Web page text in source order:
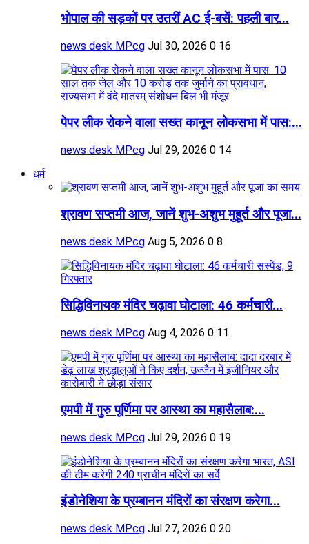
भोपाल की सड़कों पर उतरीं AC ई-बसें: पहली बार...
news desk MPcg Jul 30, 2026 0 16
पेपर लीक रोकने वाला सख्त कानून लोकसभा में पास:...
news desk MPcg Jul 29, 2026 0 14
धर्म
श्रावण सप्तमी आज, जानें शुभ-अशुभ मुहूर्त और पूजा...
news desk MPcg Aug 5, 2026 0 8
सिद्धिविनायक मंदिर चढ़ावा घोटाला: 46 कर्मचारी...
news desk MPcg Aug 4, 2026 0 11
एमपी में गुरु पूर्णिमा पर आस्था का महासैलाब:...
news desk MPcg Jul 29, 2026 0 19
इंडोनेशिया के प्रम्बानन मंदिरों का संरक्षण करेगा...
news desk MPcg Jul 27, 2026 0 20